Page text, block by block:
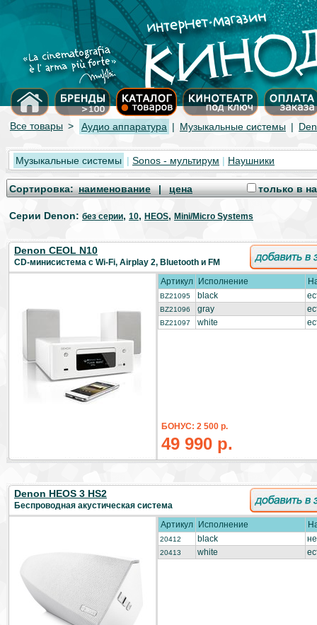
Все товары > Аудио аппаратура | Музыкальные системы |
Музыкальные системы | Sonos - мультирум | Наушники
Cортировка:наименование|цена только в
Серии Denon: без серии, 10, HEOS, Mini/Micro Systems
Denon CEOL N10
CD-минисистема с Wi-Fi, Airplay 2, Bluetooth и FM
Артикул
Исполнение
BZ21095 black
BZ21096 gray
BZ21097 white
БОНУС: 2 500 р.
49 990 р.
Denon HEOS 3 HS2
Беспроводная акустическая система
Артикул
Исполнение
20412 black
20413 white